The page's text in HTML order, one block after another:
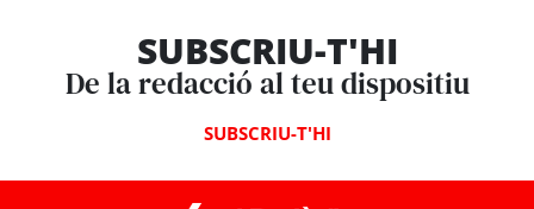
SUBSCRIU-T'HI
De la redacció al teu dispositiu
SUBSCRIU-T'HI